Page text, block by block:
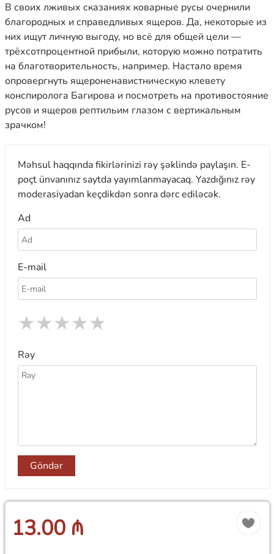
В своих лживых сказаниях коварные русы очернили
благородных и справедливых ящеров. Да, некоторые из
них ищут личную выгоду, но всё для общей цели —
трёхсотпроцентной прибыли, которую можно потратить
на благотворительность, например. Настало время
опровергнуть ящероненавистническую клевету
конспиролога Багирова и посмотреть на противостояние
русов и ящеров рептильим глазом с вертикальным
зрачком!
Məhsul haqqında fikirlərinizi rəy şəklində paylaşın. E-
poçt ünvanınız saytda yayımlanmayacaq. Yazdığınız rəy
moderasiyadan keçdikdən sonra dərc ediləcək.
Ad
E-mail
★
★
★
★
★
Rəy
Göndər
13.00 ₼